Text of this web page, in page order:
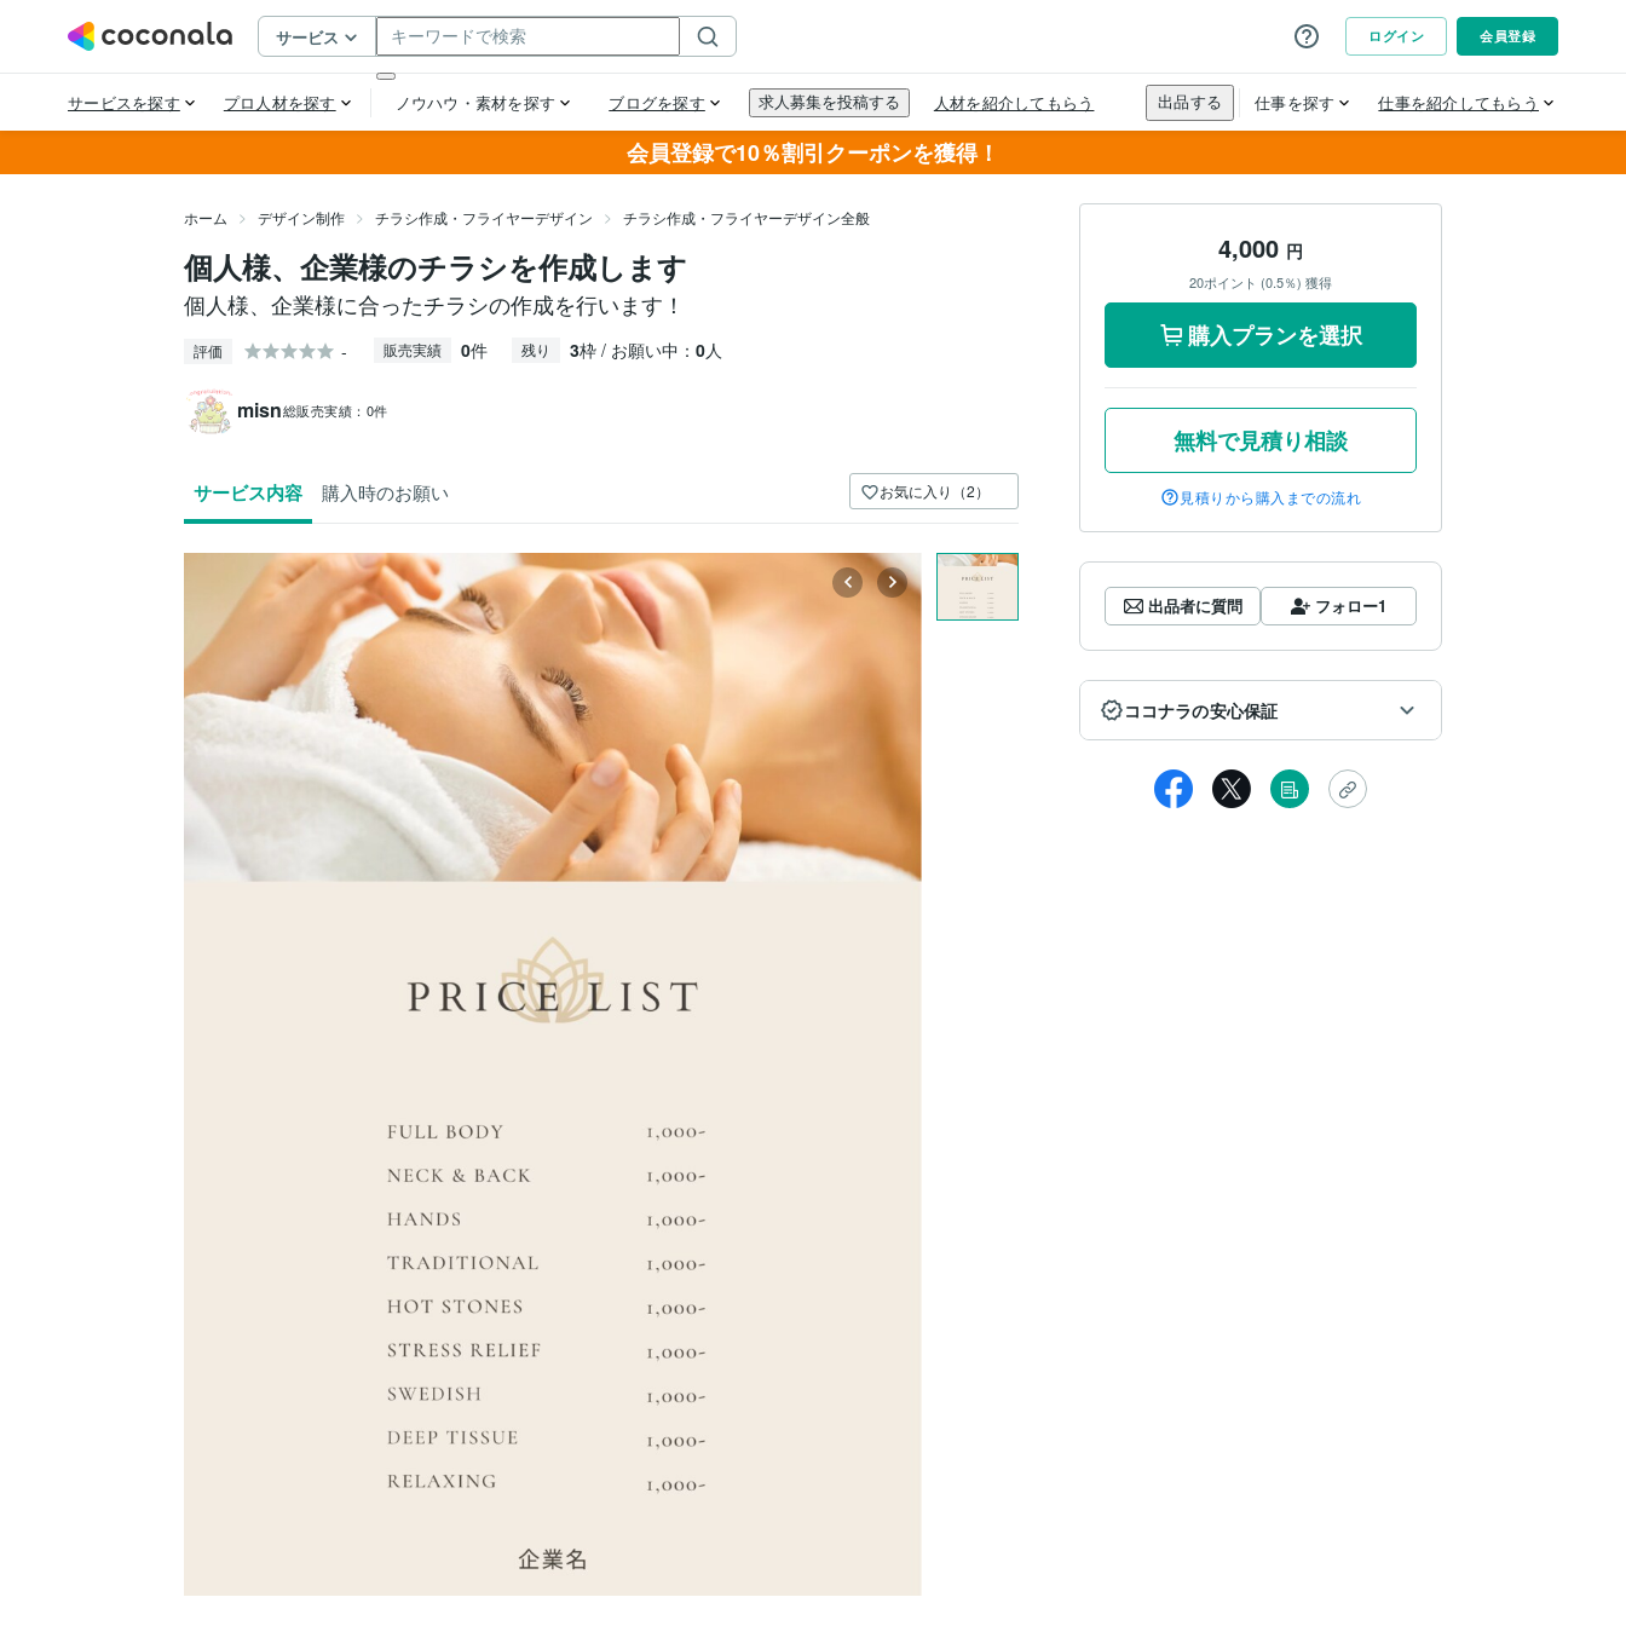
会員登録で10％割引クーポンを獲得！
ホーム デザイン制作 チラシ作成・フライヤーデザイン チラシ作成・フライヤーデザイン全般
個人様、企業様のチラシを作成します
個人様、企業様に合ったチラシの作成を行います！
評価 - 販売実績 0件 残り 3枠 / お願い中： 0人
misn総販売実績： 0件
サービス内容 購入時のお願い お気に入り（2）
4,000 円
20ポイント (0.5％) 獲得
購入プランを選択
無料で見積り相談
見積りから購入までの流れ
出品者に質問 フォロー1
ココナラの安心保証